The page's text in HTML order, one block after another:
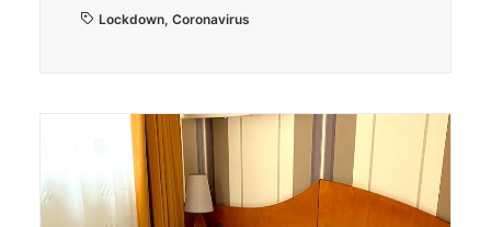
Lockdown, Coronavirus